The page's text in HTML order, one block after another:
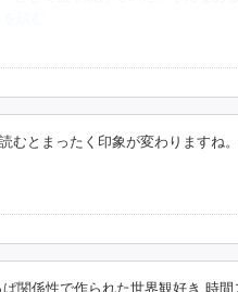
読む
むとまったく印象が変わりますね
関係性で作られた世界観好き 時